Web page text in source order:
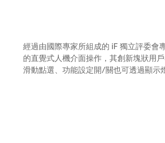
經過由國際專家所組成的 iF 獨立評委會
的直覺式人機介面操作，其創新塊狀用
滑動點選、功能設定開/關也可透過顯示